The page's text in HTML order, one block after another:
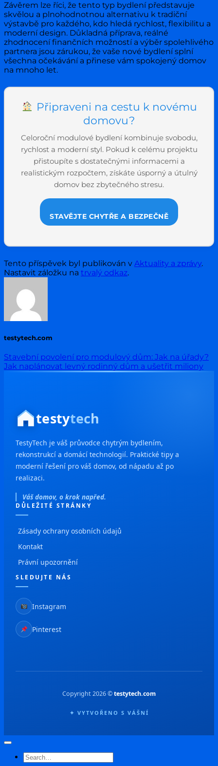
Závěrem lze říci, že tento typ bydlení představuje
skvělou a plnohodnotnou alternativu k tradiční
výstavbě pro každého, kdo hledá rychlost, flexibilitu a
moderní design. Důkladná příprava, reálné
zhodnocení finančních možností a výběr spolehlivého
partnera jsou zárukou, že vaše nové bydlení splní
všechna očekávání a přinese vám spokojený domov
na mnoho let.
Připraveni na cestu k novému
domovu?
Celoroční modulové bydlení kombinuje svobodu,
rychlost a moderní styl. Pokud k celému projektu
přistoupíte s dostatečnými informacemi a
realistickým rozpočtem, získáte úsporný a útulný
domov bez zbytečného stresu.
STAVĚJTE CHYTŘE A BEZPEČNĚ
Tento příspěvek byl publikován v Aktuality a zprávy.
Nastavit záložku na trvalý odkaz.
testytech.com
Stavební povolení pro modulový dům: Jak na úřady?
Jak naplánovat levný rodinný dům a ušetřit miliony
testytech
TestyTech je váš průvodce chytrým bydlením,
rekonstrukcí a domácí technologií. Praktické tipy a
moderní řešení pro váš domov, od nápadu až po
realizaci.
Váš domov, o krok napřed.
DŮLEŽITÉ STRÁNKY
Zásady ochrany osobních údajů
Kontakt
Právní upozornění
SLEDUJTE NÁS
Instagram
Pinterest
Copyright 2026 ©testytech.com
✦ VYTVOŘENO S VÁŠNÍ